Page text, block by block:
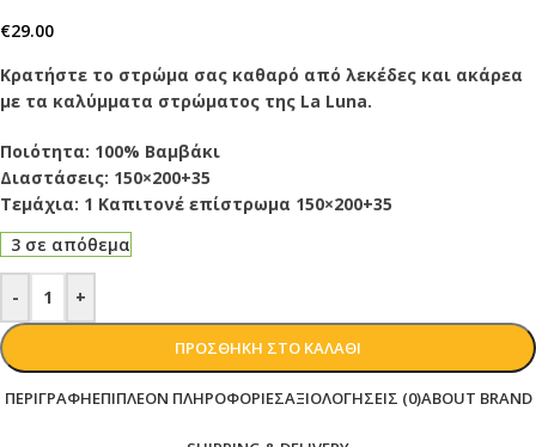
€29.00
Κρατήστε το στρώμα σας καθαρό από λεκέδες και ακάρεα
με τα καλύμματα στρώματος της La Luna.
Ποιότητα: 100% Βαμβάκι
Διαστάσεις: 150×200+35
Τεμάχια: 1 Καπιτονέ επίστρωμα 150×200+35
3 σε απόθεμα
- +
ΠΡΟΣΘΉΚΗ ΣΤΟ ΚΑΛΆΘΙ
ΠΕΡΙΓΡΑΦΉΕΠΙΠΛΈΟΝ ΠΛΗΡΟΦΟΡΊΕΣΑΞΙΟΛΟΓΉΣΕΙΣ (0)ABOUT BRAND